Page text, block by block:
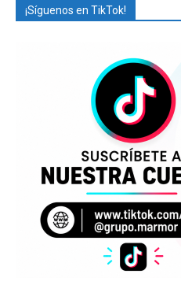
¡Síguenos en TikTok!